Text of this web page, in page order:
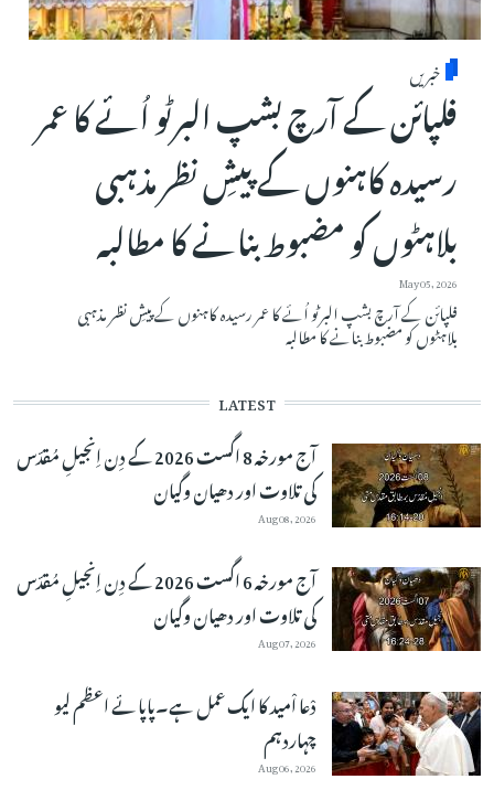
خبریں
فلپائن کے آرچ بشپ البرٹو اُئے کا عمر
رسیدہ کاہنوں کے پیشِ نظر مذہبی
بلاہٹوں کو مضبوط بنانے کا مطالبہ
May 05, 2026
فلپائن کے آرچ بشپ البرٹو اُئے کا عمر رسیدہ کاہنوں کے پیشِ نظر مذہبی
بلاہٹوں کو مضبوط بنانے کا مطالبہ
LATEST
آج مورخہ 8 اگست 2026 کے دِن اِنجیلِ مُقدّس
کی تلاوت اور دھیان وگیان
Aug 08, 2026
آج مورخہ 6 اگست 2026 کے دِن اِنجیلِ مُقدّس
کی تلاوت اور دھیان وگیان
Aug 07, 2026
دْعا اْمید کا ایک عمل ہے۔پاپائے اعظم لیو
چہاردہم
Aug 06, 2026